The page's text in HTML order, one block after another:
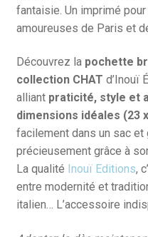
fantaisie. Un imprimé
amoureuses de Paris et
Découvrez la pochette
collection CHAT d’Inouï
alliant praticité, style et
dimensions idéales (23
facilement dans un sac
précieusement grâce à
La qualité Inouï Editions,
entre modernité et
italien… L’accessoire